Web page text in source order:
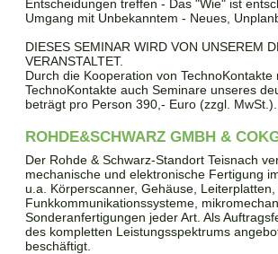
Entscheidungen treffen - Das "Wie" ist
Umgang mit Unbekanntem - Neues,
DIESES SEMINAR WIRD VON UNSEREM
VERANSTALTET.
Durch die Kooperation von
TechnoKontakte auch Seminare unseres
beträgt pro Person 390,- Euro (zzgl. MwSt.).
ROHDE&SCHWARZ GMBH &
Der Rohde & Schwarz-Standort Teisnach
mechanische und elektronische Fertigung
u.a. Körperscanner, Gehäuse,
Funkkommunikationssysteme,
Sonderanfertigungen jeder Art. Als
des kompletten Leistungsspektrums
beschäftigt.